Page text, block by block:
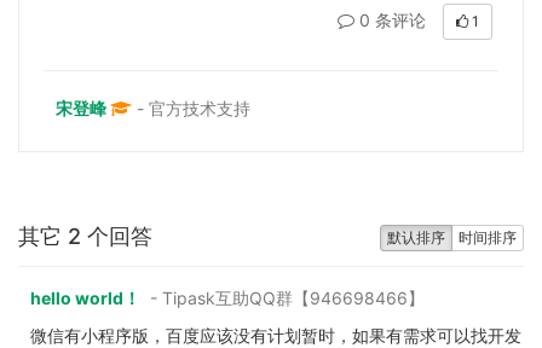
0 条评论 1
宋登峰 - 官方技术支持
默认排序 时间排序
其它 2 个回答
hello world！
- Tipask互助QQ群【946698466】
微信有小程序版，百度应该没有计划暂时，如果有需求可以找开发